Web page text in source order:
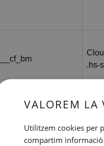
__cf_bm
.hs-
VALOREM LA
Utilitzem cookies per
compartim